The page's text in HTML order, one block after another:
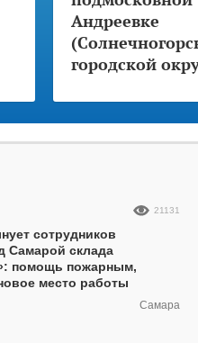
Андреевке
городской
сотрудников
Самарой склада
помощь пожарным,
место работы
21131
Самара